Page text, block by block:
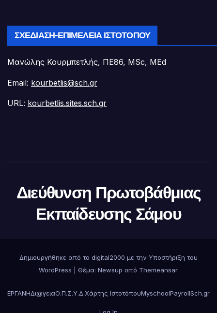
ΣΧΕΔΊΑΣΗ-ΕΠΙΜΈΛΕΙΑ ΙΣΤΟΤΌΠΟΥ
Μανώλης Κουρμπετλής, ΠΕ86, MSc, MEd
Email: kourbetlis@sch.gr
URL: kourbetlis.sites.sch.gr
Διεύθυνση Πρωτοβάθμιας
Εκπαίδευσης Σάμου
Δημιουργήθηκε από το digital2000 με την Υποστήριξη του
WordPress
Θέμα: Newsup από Themeansar.
ΕΡΓΑΝΗΔι@γειαΟ.Π.Σ.Υ.Δ.Χάρτης ΙστοτόπουMyschoolPayrollSch.gr